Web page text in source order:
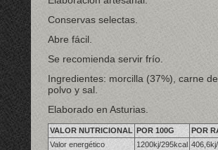
Conservas selectas.
Abre fácil.
Se recomienda servir frío.
Ingredientes: morcilla (37%), carne
polvo y sal.
Elaborado en Asturias.
VALOR NUTRICIONAL POR 100G
POR
Valor energético
1200kj/295kcal